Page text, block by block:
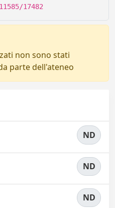
17482
non sono stati
parte dell'ateneo
ND
ND
ND